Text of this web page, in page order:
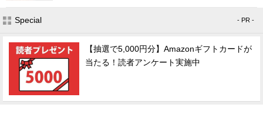
Special - PR -
【抽選で5,000円分】Amazonギフトカードが
当たる！読者アンケート実施中